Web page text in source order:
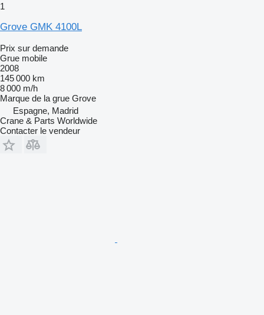
1
Grove GMK 4100L
Prix sur demande
Grue mobile
2008
145 000 km
8 000 m/h
Marque de la grue Grove
Espagne, Madrid
Crane & Parts Worldwide
Contacter le vendeur